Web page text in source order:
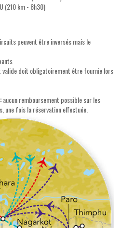
(210 km - 8h30)
peuvent être inversés mais le
valide doit obligatoirement être fournie lors
aucun remboursement possible sur les
une fois la réservation effectuée.